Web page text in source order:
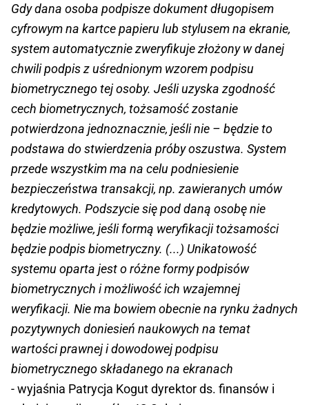
Gdy dana osoba podpisze dokument długopisem
cyfrowym na kartce papieru lub stylusem na ekranie,
system automatycznie zweryfikuje złożony w danej
chwili podpis z uśrednionym wzorem podpisu
biometrycznego tej osoby. Jeśli uzyska zgodność
cech biometrycznych, tożsamość zostanie
potwierdzona jednoznacznie, jeśli nie – będzie to
podstawa do stwierdzenia próby oszustwa. System
przede wszystkim ma na celu podniesienie
bezpieczeństwa transakcji, np. zawieranych umów
kredytowych. Podszycie się pod daną osobę nie
będzie możliwe, jeśli formą weryfikacji tożsamości
będzie podpis biometryczny. (...) Unikatowość
systemu oparta jest o różne formy podpisów
biometrycznych i możliwość ich wzajemnej
weryfikacji. Nie ma bowiem obecnie na rynku żadnych
pozytywnych doniesień naukowych na temat
wartości prawnej i dowodowej podpisu
biometrycznego składanego na ekranach
- wyjaśnia Patrycja Kogut dyrektor ds. finansów i